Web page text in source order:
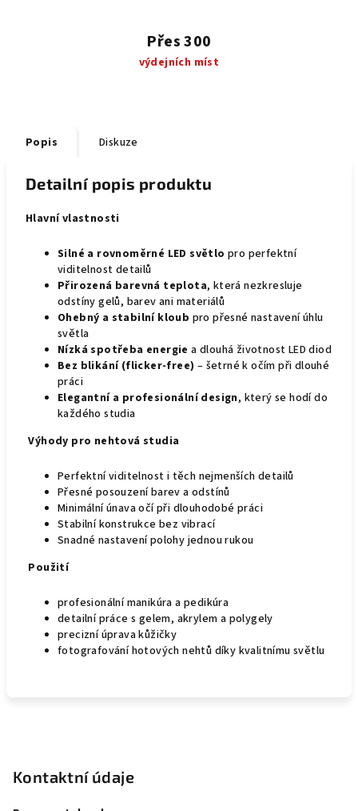
Přes 300
výdejních míst
Popis Diskuze
Detailní popis produktu
Hlavní vlastnosti
Silné a rovnoměrné LED světlo pro perfektní
viditelnost detailů
Přirozená barevná teplota, která nezkresluje
odstíny gelů, barev ani materiálů
Ohebný a stabilní kloub pro přesné nastavení úhlu
světla
Nízká spotřeba energie a dlouhá životnost LED diod
Bez blikání (flicker-free) – šetrné k očím při dlouhé
práci
Elegantní a profesionální design, který se hodí do
každého studia
Výhody pro nehtová studia
Perfektní viditelnost i těch nejmenších detailů
Přesné posouzení barev a odstínů
Minimální únava očí při dlouhodobé práci
Stabilní konstrukce bez vibrací
Snadné nastavení polohy jednou rukou
Použití
profesionální manikúra a pedikúra
detailní práce s gelem, akrylem a polygely
precizní úprava kůžičky
fotografování hotových nehtů díky kvalitnímu světlu
Kontaktní údaje